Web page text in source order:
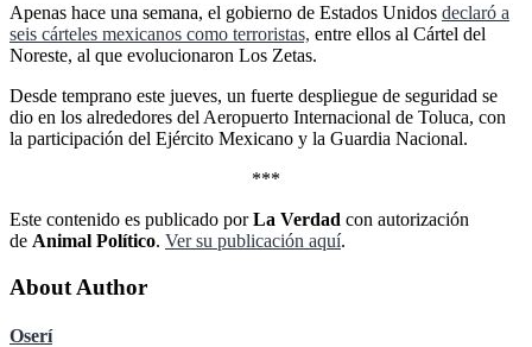
Apenas hace una semana, el gobierno de Estados Unidos declaró a
seis cárteles mexicanos como terroristas, entre ellos al Cártel del
Noreste, al que evolucionaron Los Zetas.
Desde temprano este jueves, un fuerte despliegue de seguridad se
dio en los alrededores del Aeropuerto Internacional de Toluca, con
la participación del Ejército Mexicano y la Guardia Nacional.
***
Este contenido es publicado porLa Verdad con autorización
de Animal Político. Ver su publicación aquí.
About Author
Oserí